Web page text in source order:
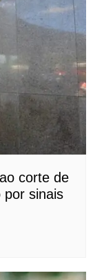
corte de
por sinais